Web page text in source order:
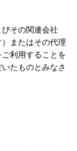
その関連会社
）またはその代理
利⽤することを
たものとみなさ